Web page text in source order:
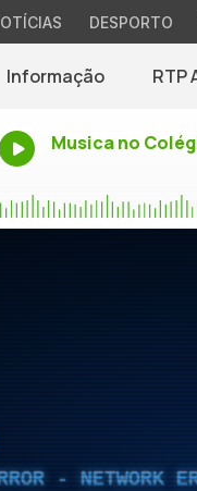
DESPORTO
Informação RTP
Musica no
- NETWORK